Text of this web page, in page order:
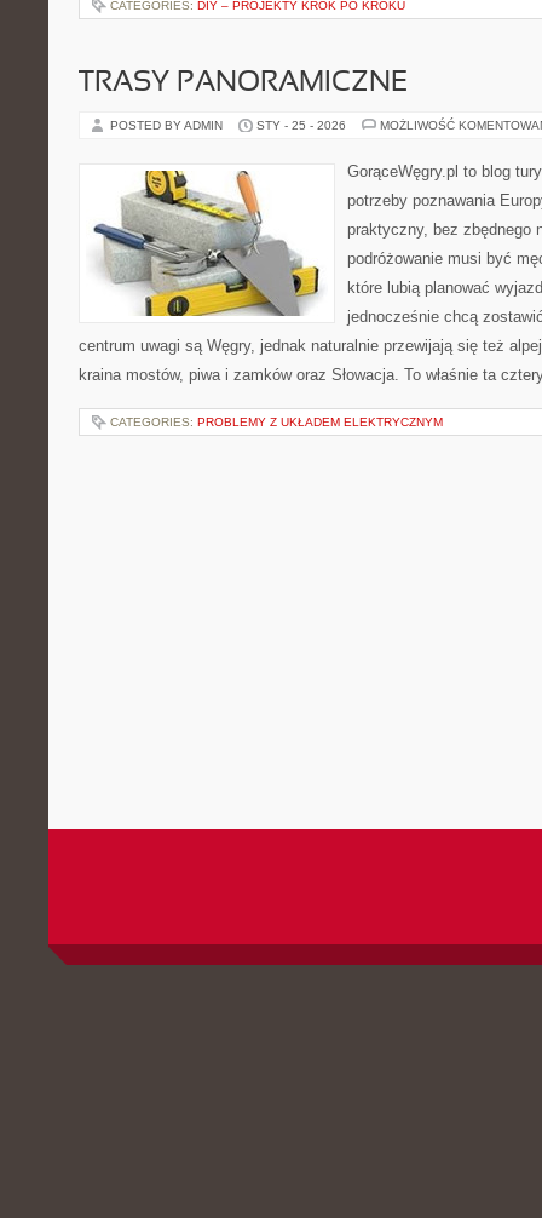
CATEGORIES: DIY – PROJEKTY KROK PO KROKU
TRASY PANORAMICZNE
POSTED BY ADMIN STY - 25 - 2026 MOŻLIWOŚĆ
GorąceWęgry.pl to blog
potrzeby poznawania
praktyczny, bez zbędnego
podróżowanie musi być
które lubią planować
jednocześnie chcą
centrum uwagi są Węgry, jednak naturalnie przewijają się też
kraina mostów, piwa i zamków oraz Słowacja. To właśnie ta
CATEGORIES: PROBLEMY Z UKŁADEM ELEKTRYCZNYM